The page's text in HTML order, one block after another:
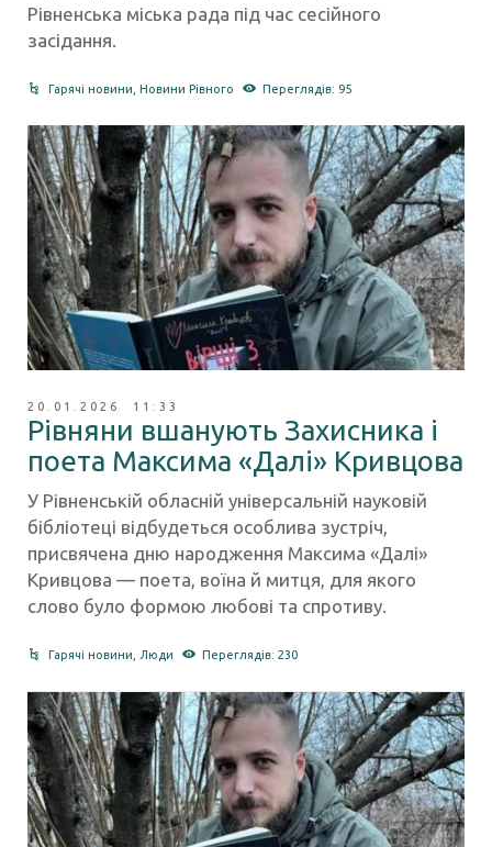
Рівненська міська рада під час сесійного
засідання.
Гарячі новини Новини Рівного Переглядів: 95
20.01.2026 11:33
Рівняни вшанують Захисника і
поета Максима «Далі» Кривцова
У Рівненській обласній універсальній науковій
бібліотеці відбудеться особлива зустріч,
присвячена дню народження Максима «Далі»
Кривцова — поета, воїна й митця, для якого
слово було формою любові та спротиву.
Гарячі новини,Люди Переглядів: 230